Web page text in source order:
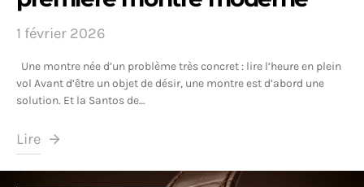
1 février 2026
Une montre née d’un problème très concret : lire l’heure en plein
vol Avant d’être un objet de désir, une montre est d’abord une
solution. Et la Santos de…
Lire